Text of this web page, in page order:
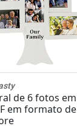
de 6 fotos em
em formato de